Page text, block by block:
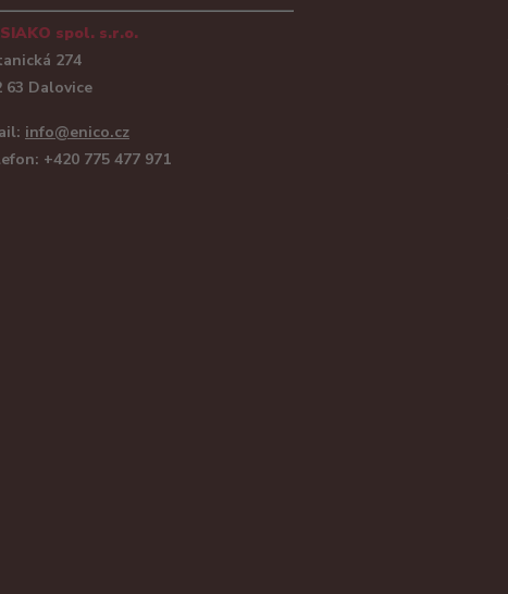
spol. s.r.o.
274
63 Dalovice
info@enico.cz
+420 775 477 971